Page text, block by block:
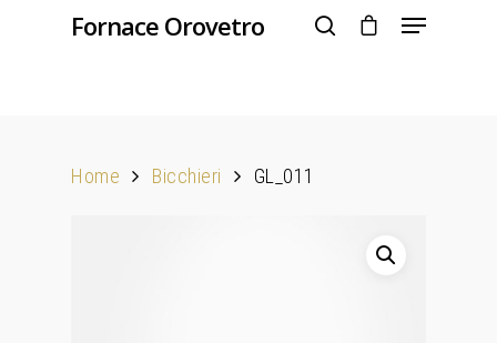
Fornace Orovetro
Home Bicchieri GL_011